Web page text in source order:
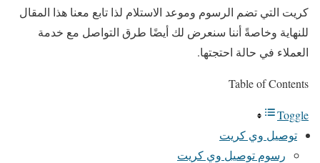
كريت التي تضم الرسوم وموعد الاستلام لذا تابع معنا هذا المقال
للنهاية وخاصةً أننا سنعرض لك أيضًا طرق التواصل مع خدمة
العملاء في حالة احتجتها.
Table of Contents
Toggle
توصيل وي كريت
رسوم توصيل وي كريت